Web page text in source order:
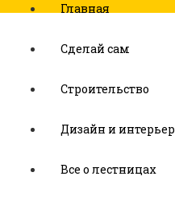
Главная
Сделай сам
Строительство
Дизайн и интерьер
Все о лестницах